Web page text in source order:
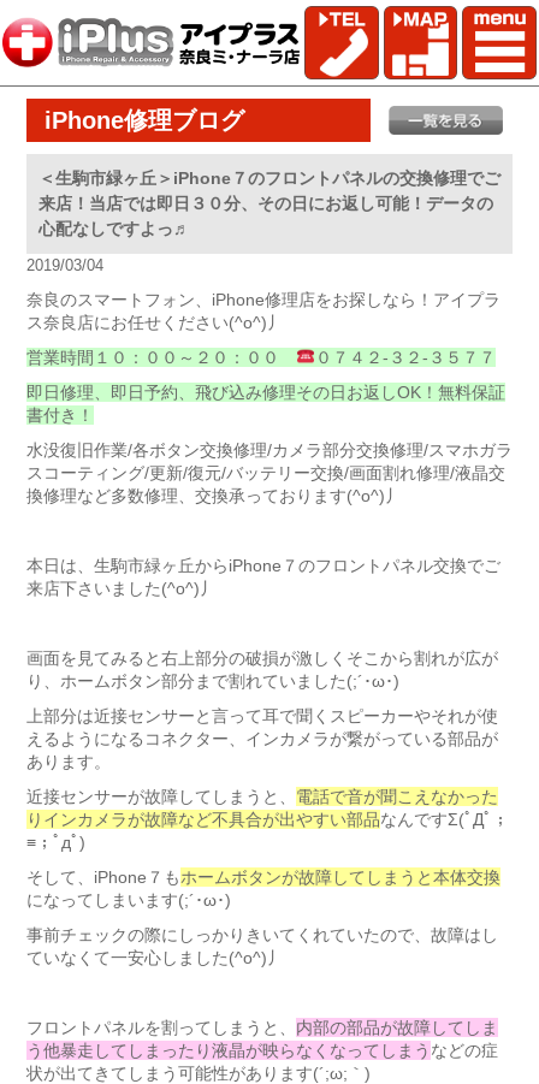
iPhone修理ブログ
＜生駒市緑ヶ丘＞iPhone７のフロントパネルの交換修理でご
来店！当店では即日３０分、その日にお返し可能！データの
心配なしですよっ♬
2019/03/04
奈良のスマートフォン、iPhone修理店をお探しなら！アイプラ
ス奈良店にお任せください(^o^)丿
営業時間１０：００～２０：００
０７４２-３２-３５７７
即日修理、即日予約、飛び込み修理その日お返しOK！無料保証
書付き！
水没復旧作業/各ボタン交換修理/カメラ部分交換修理/スマホガラ
スコーティング/更新/復元/バッテリー交換/画面割れ修理/液晶交
換修理など多数修理、交換承っております(^o^)丿
本日は、生駒市緑ヶ丘からiPhone７のフロントパネル交換でご
来店下さいました(^o^)丿
画面を見てみると右上部分の破損が激しくそこから割れが広が
り、ホームボタン部分まで割れていました(;´･ω･)
上部分は近接センサーと言って耳で聞くスピーカーやそれが使
えるようになるコネクター、インカメラが繋がっている部品が
あります。
近接センサーが故障してしまうと、 電話で音が聞こえなかった
りインカメラが故障など不具合が出やすい部品なんですΣ(ﾟДﾟ；
≡；ﾟдﾟ)
そして、iPhone７もホームボタンが故障してしまうと本体交換
になってしまいます(;´･ω･)
事前チェックの際にしっかりきいてくれていたので、故障はし
ていなくて一安心しました(^o^)丿
フロントパネルを割ってしまうと、 内部の部品が故障してしま
う他暴走してしまったり液晶が映らなくなってしまう などの症
状が出てきてしまう可能性があります(´;ω;｀)